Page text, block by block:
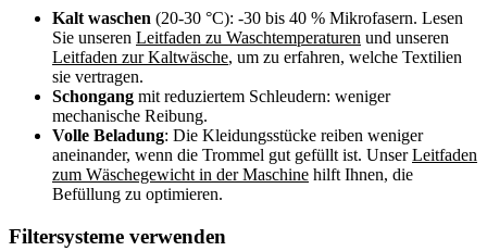
Kalt waschen (20-30 °C): -30 bis 40 % Mikrofasern. Lesen
Sie unseren Leitfaden zu Waschtemperaturen und unseren
Leitfaden zur Kaltwäsche, um zu erfahren, welche Textilien
sie vertragen.
Schongang mit reduziertem Schleudern: weniger
mechanische Reibung.
Volle Beladung: Die Kleidungsstücke reiben weniger
aneinander, wenn die Trommel gut gefüllt ist. UnserLeitfaden
zum Wäschegewicht in der Maschine hilft Ihnen, die
Befüllung zu optimieren.
Filtersysteme verwenden